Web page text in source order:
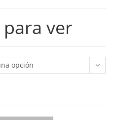
ver
opción